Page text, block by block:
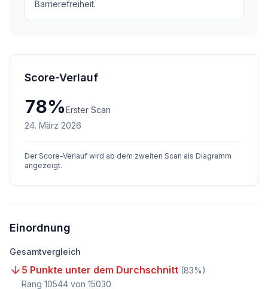
Barrierefreiheit.
Score-Verlauf
78%Erster Scan
24. März 2026
Der Score-Verlauf wird ab dem zweiten Scan als Diagramm
angezeigt.
Einordnung
Gesamtvergleich
5 Punkte unter dem Durchschnitt (83%)
Rang 10544 von 15030